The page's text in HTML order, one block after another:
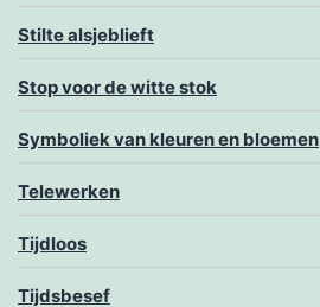
Stilte alsjeblieft
Stop voor de witte stok
Symboliek van kleuren en bloemen
Telewerken
Tijdloos
Tijdsbesef